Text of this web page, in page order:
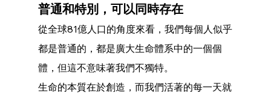
普通和特別，可以同時存在
從全球81億人口的角度來看，我們每個人似乎
都是普通的，都是廣大生命體系中的一個個
體，但這不意味著我們不獨特。
生命的本質在於創造，而我們活著的每一天就